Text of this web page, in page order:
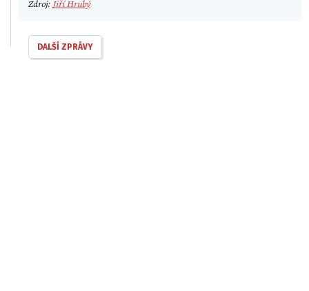
Zdroj: Jiří Hrubý
DALŠÍ ZPRÁVY